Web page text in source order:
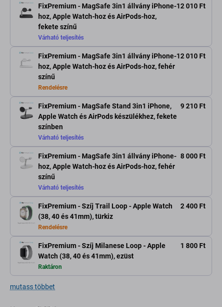
FixPremium - MagSafe 3in1 állvány iPhone-
hoz, Apple Watch-hoz és AirPods-hoz,
fekete színű
12 010 Ft
Várható teljesítés
FixPremium - MagSafe 3in1 állvány iPhone-
hoz, Apple Watch-hoz és AirPods-hoz, fehér
színű
12 010 Ft
Rendelésre
FixPremium - MagSafe Stand 3in1 iPhone,
Apple Watch és AirPods készülékhez, fekete
színben
9 210 Ft
Várható teljesítés
FixPremium - MagSafe 3in1 állvány iPhone-
hoz, Apple Watch-hoz és AirPods-hoz, fehér
színű
8 000 Ft
Várható teljesítés
FixPremium - Szíj Trail Loop - Apple Watch
(38, 40 és 41mm), türkiz
2 400 Ft
Rendelésre
FixPremium - Szíj Milanese Loop - Apple
Watch (38, 40 és 41mm), ezüst
1 800 Ft
Raktáron
mutass többet